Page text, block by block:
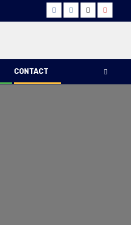
FacebookInstagram
Twitter
CONTACT